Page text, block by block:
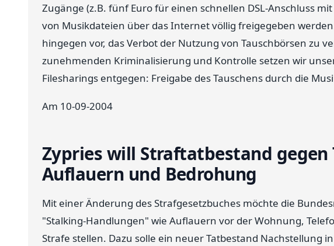
Zugänge (z.B. fünf Euro für einen schnellen DSL-Anschluss
von Musikdateien über das Internet völlig freigegeben
hingegen vor, das Verbot der Nutzung von Tauschbörsen zu
zunehmenden Kriminalisierung und Kontrolle setzen wir
Filesharings entgegen: Freigabe des Tauschens durch die
Am 10-09-2004
Zypries will Straftatbestand gegen
Auflauern und Bedrohung
Mit einer Änderung des Strafgesetzbuches möchte die
"Stalking-Handlungen" wie Auflauern vor der Wohnung,
Strafe stellen. Dazu solle ein neuer Tatbestand Nachstellung